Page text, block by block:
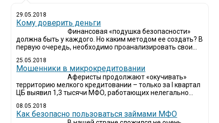
29.05.2018
Кому доверить деньги
Финансовая «подушка безопасности»
должна быть у каждого. Но каким методом ее создать? В
первую очередь, необходимо проанализировать свои...
25.05.2018
Мошенники в микрокредитовании
Аферисты продолжают «окучивать»
территорию мелкого кредитовании – только за I квартал
ЦБ выявил 1,3 тысячи МФО, работающих нелегально...
08.05.2018
Как безопасно пользоваться займами МФО